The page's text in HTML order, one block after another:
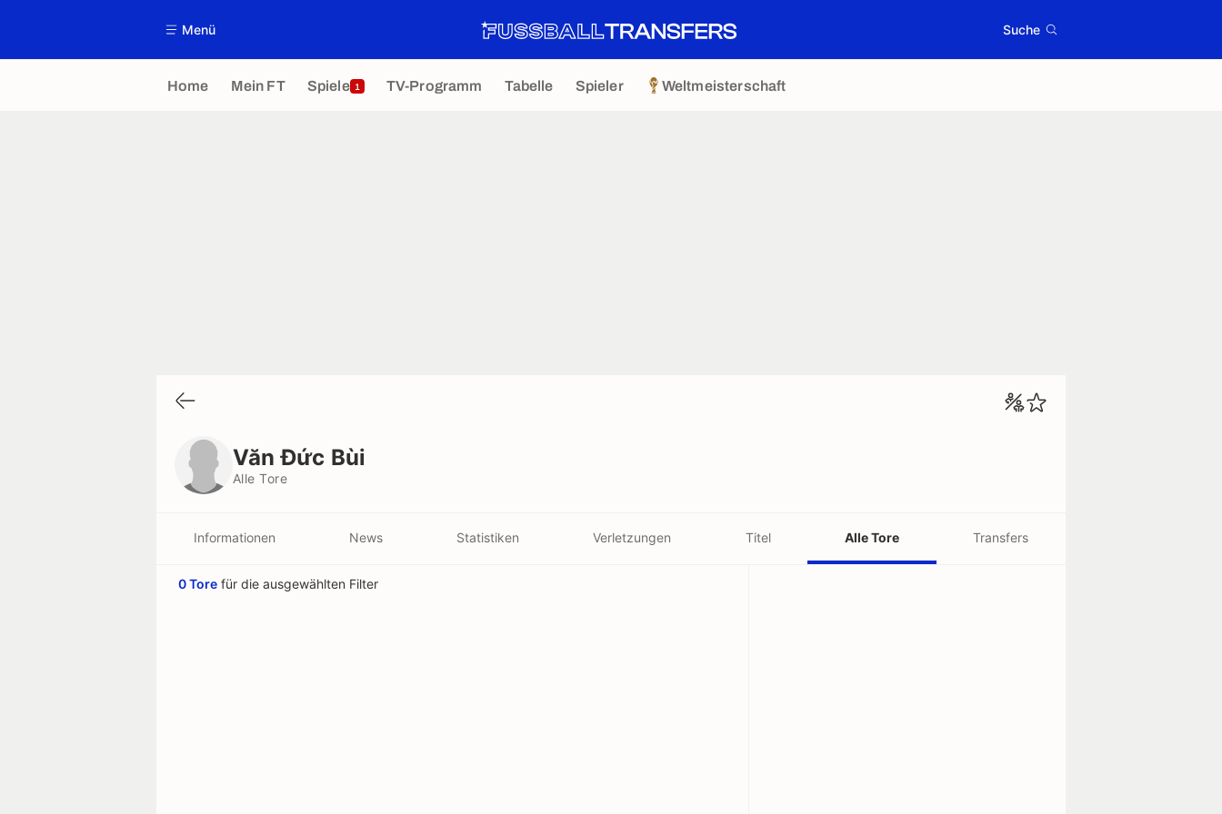
Menü Suche
Home Mein FT Spiele 1 TV-Programm Tabelle Spieler Weltmeisterschaft
Văn Đức Bùi
Alle Tore
Informationen News Statistiken Verletzungen Titel Alle Tore Transfers
0 Tore für die ausgewählten Filter